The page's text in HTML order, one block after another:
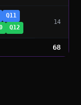
Q11
Q12
14
68